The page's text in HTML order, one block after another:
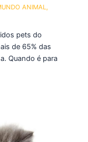
ANIMAL ,
pets do
de 65% das
Quando é para